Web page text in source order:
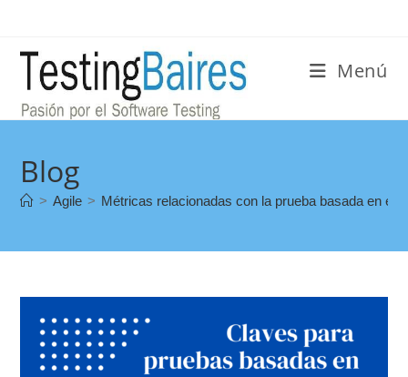
Menú
Blog
> Agile > Métricas relacionadas con la prueba basada en el